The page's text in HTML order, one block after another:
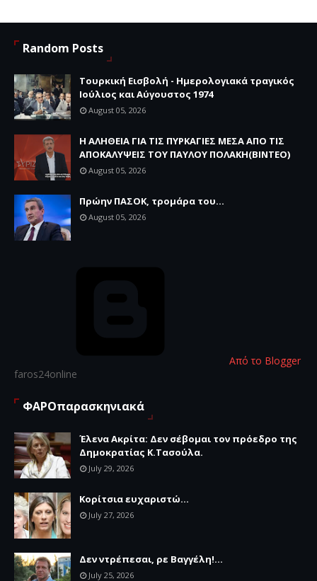
Random Posts
Τουρκική Εισβολή - Ημερολογιακά τραγικός
Ιούλιος και Αύγουστος 1974
August 05, 2026
Η ΑΛΗΘΕΙΑ ΓΙΑ ΤΙΣ ΠΥΡΚΑΓΙΕΣ ΜΕΣΑ ΑΠΟ ΤΙΣ
ΑΠΟΚΑΛΥΨΕΙΣ ΤΟΥ ΠΑΥΛΟΥ ΠΟΛΑΚΗ(ΒΙΝΤΕΟ)
August 05, 2026
Πρώην ΠΑΣΟΚ, τρομάρα του...
August 05, 2026
Από το Blogger
faros24online
ΦΑΡΟπαρασκηνιακά
Έλενα Ακρίτα: Δεν σέβομαι τον πρόεδρο της
Δημοκρατίας Κ.Τασούλα.
July 29, 2026
Κορίτσια ευχαριστώ...
July 27, 2026
Δεν ντρέπεσαι, ρε Βαγγέλη!...
July 25, 2026